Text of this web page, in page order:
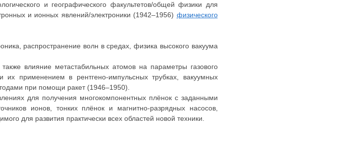
и географического факультетов/общей физики для
и ионных явлений/электроники (1942–1956) физического
распространение волн в средах, физика высокого вакуума
влияние метастабильных атомов на параметры газового
применением в рентгено-импульсных трубках, вакуумных
при помощи ракет (1946–1950).
для получения многокомпонентных плёнок с заданными
ионов, тонких плёнок и магнитно-разрядных насосов,
для развития практически всех областей новой техники.